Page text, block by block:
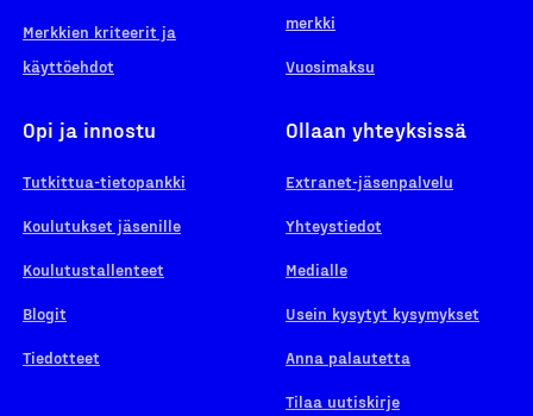
Merkkien kriteerit ja
käyttöehdot
merkki
Vuosimaksu
Opi ja innostu
Tutkittua-tietopankki
Koulutukset jäsenille
Koulutustallenteet
Blogit
Tiedotteet
Ollaan yhteyksissä
Extranet-jäsenpalvelu
Yhteystiedot
Medialle
Usein kysytyt kysymykset
Anna palautetta
Tilaa uutiskirje